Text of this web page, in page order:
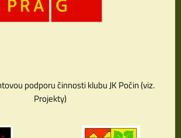
podporu činnosti klubu JK Počin (viz.
Projekty)